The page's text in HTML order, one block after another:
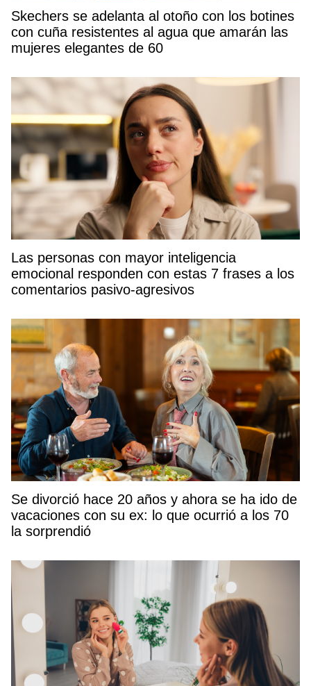
Skechers se adelanta al otoño con los botines
con cuña resistentes al agua que amarán las
mujeres elegantes de 60
Las personas con mayor inteligencia
emocional responden con estas 7 frases a los
comentarios pasivo-agresivos
Se divorció hace 20 años y ahora se ha ido de
vacaciones con su ex: lo que ocurrió a los 70
la sorprendió